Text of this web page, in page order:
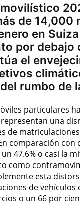
de
en
por
el
rumbo de
particulares
una
de
comparación con
47.6% o casi la
como
esta
de vehículos
o un 66 por